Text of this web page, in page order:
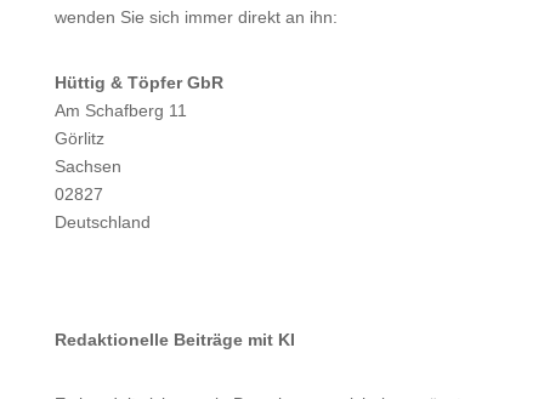
wenden Sie sich immer direkt an ihn:
Hüttig & Töpfer GbR
Am Schafberg 11
Görlitz
Sachsen
02827
Deutschland
Redaktionelle Beiträge mit KI